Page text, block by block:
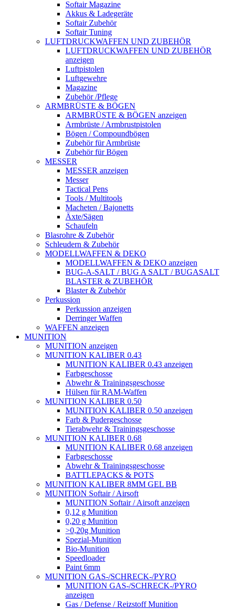
Softair Magazine
Akkus & Ladegeräte
Softair Zubehör
Softair Tuning
LUFTDRUCKWAFFEN UND ZUBEHÖR
LUFTDRUCKWAFFEN UND ZUBEHÖR
anzeigen
Luftpistolen
Luftgewehre
Magazine
Zubehör /Pflege
ARMBRÜSTE & BÖGEN
ARMBRÜSTE & BÖGEN anzeigen
Armbrüste / Armbrustpistolen
Bögen / Compoundbögen
Zubehör für Armbrüste
Zubehör für Bögen
MESSER
MESSER anzeigen
Messer
Tactical Pens
Tools / Multitools
Macheten / Bajonetts
Äxte/Sägen
Schaufeln
Blasrohre & Zubehör
Schleudern & Zubehör
MODELLWAFFEN & DEKO
MODELLWAFFEN & DEKO anzeigen
BUG-A-SALT / BUG A SALT / BUGASALT
BLASTER & ZUBEHÖR
Blaster & Zubehör
Perkussion
Perkussion anzeigen
Derringer Waffen
WAFFEN anzeigen
MUNITION
MUNITION anzeigen
MUNITION KALIBER 0.43
MUNITION KALIBER 0.43 anzeigen
Farbgeschosse
Abwehr & Trainingsgeschosse
Hülsen für RAM-Waffen
MUNITION KALIBER 0.50
MUNITION KALIBER 0.50 anzeigen
Farb & Pudergeschosse
Tierabwehr & Trainingsgeschosse
MUNITION KALIBER 0.68
MUNITION KALIBER 0.68 anzeigen
Farbgeschosse
Abwehr & Trainingsgeschosse
BATTLEPACKS & POTS
MUNITION KALIBER 8MM GEL BB
MUNITION Softair / Airsoft
MUNITION Softair / Airsoft anzeigen
0,12 g Munition
0,20 g Munition
>0,20g Munition
Spezial-Munition
Bio-Munition
Speedloader
Paint 6mm
MUNITION GAS-/SCHRECK-/PYRO
MUNITION GAS-/SCHRECK-/PYRO
anzeigen
Gas / Defense / Reizstoff Munition